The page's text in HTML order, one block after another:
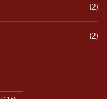
(2)
(2)